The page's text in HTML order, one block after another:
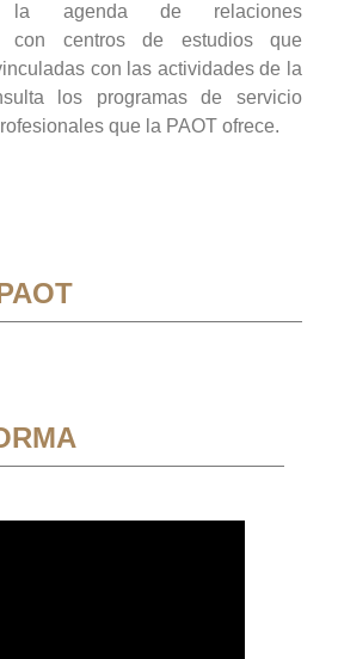
la agenda de relaciones
con centros de estudios que
con las actividades de la
los programas de servicio
que la PAOT ofrece.